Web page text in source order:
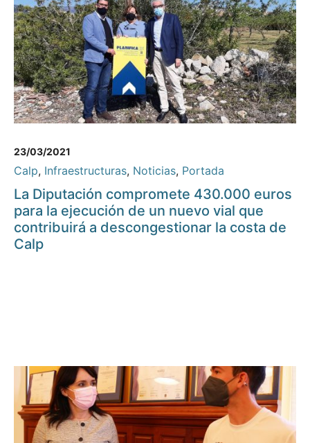
23/03/2021
Calp, Infraestructuras, Noticias, Portada
La Diputación compromete 430.000 euros
para la ejecución de un nuevo vial que
contribuirá a descongestionar la costa de
Calp